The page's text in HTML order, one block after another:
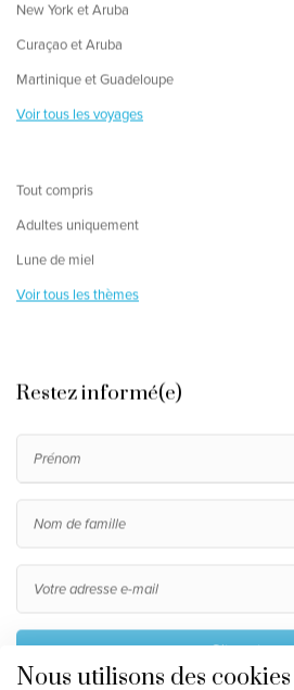
Nous utilisons des cookies
New York et Aruba
Curaçao et Aruba
Martinique et Guadeloupe
Voir tous les voyages
Tout compris
Adultes uniquement
Lune de miel
Voir tous les thèmes
Restez informé(e)
S'inscrire